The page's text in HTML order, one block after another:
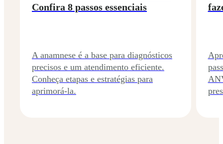
Confira 8 passos essenciais
A anamnese é a base para diagnósticos
precisos e um atendimento eficiente.
Conheça etapas e estratégias para
aprimorá-la.